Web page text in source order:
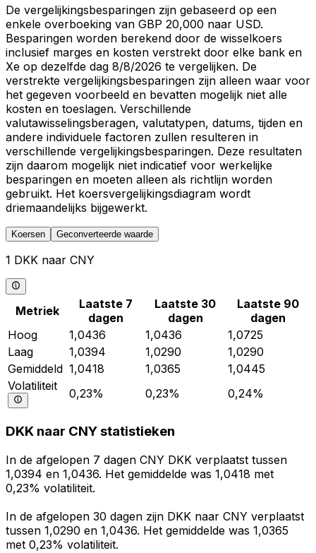
De vergelijkingsbesparingen zijn gebaseerd op een
enkele overboeking van GBP 20,000 naar USD.
Besparingen worden berekend door de wisselkoers
inclusief marges en kosten verstrekt door elke bank en
Xe op dezelfde dag 8/8/2026 te vergelijken. De
verstrekte vergelijkingsbesparingen zijn alleen waar voor
het gegeven voorbeeld en bevatten mogelijk niet alle
kosten en toeslagen. Verschillende
valutawisselingsberagen, valutatypen, datums, tijden en
andere individuele factoren zullen resulteren in
verschillende vergelijkingsbesparingen. Deze resultaten
zijn daarom mogelijk niet indicatief voor werkelijke
besparingen en moeten alleen als richtlijn worden
gebruikt. Het koersvergelijkingsdiagram wordt
driemaandelijks bijgewerkt.
Koersen Geconverteerde waarde
1 DKK naar CNY
Metriek
Laatste 7
dagen
Laatste 30
dagen
Laatste 90
dagen
Hoog
1,0436 1,0436
1,0725
Laag
1,0394 1,0290
1,0290
Gemiddeld 1,0418 1,0365
1,0445
Volatiliteit
0,23% 0,23% 0,24%
DKK naar CNY statistieken
In de afgelopen 7 dagen CNY DKK verplaatst tussen
1,0394 en 1,0436. Het gemiddelde was 1,0418 met
0,23% volatiliteit.
In de afgelopen 30 dagen zijn DKK naar CNY verplaatst
tussen 1,0290 en 1,0436. Het gemiddelde was 1,0365
met 0,23% volatiliteit.